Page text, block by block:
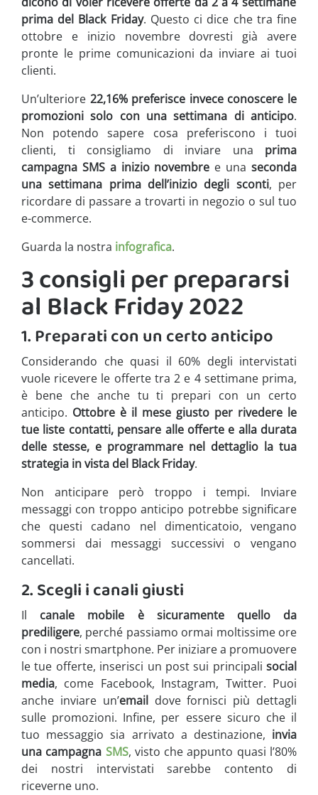
prima del Black Friday. Questo ci dice che tra fine
ottobre e inizio novembre dovresti già avere
pronte le prime comunicazioni da inviare ai tuoi
clienti.
Un’ulteriore 22,16% preferisce invece conoscere le
promozioni solo con una settimana di anticipo.
Non potendo sapere cosa preferiscono i tuoi
clienti, ti consigliamo di inviare una prima
campagna SMS a inizio novembre e unaseconda
una settimana prima dell’inizio degli sconti, per
ricordare di passare a trovarti in negozio o sul tuo
e-commerce.
Guarda la nostra infografica.
3 consigli per prepararsi
al Black Friday 2022
1. Preparati con un certo anticipo
Considerando che quasi il 60% degli intervistati
vuole ricevere le offerte tra 2 e 4 settimane prima,
è bene che anche tu ti prepari con un certo
anticipo. Ottobre è il mese giusto per rivedere le
tue liste contatti, pensare alle offerte e alla durata
delle stesse, e programmare nel dettaglio la tua
strategia in vista del Black Friday.
Non anticipare però troppo i tempi. Inviare
messaggi con troppo anticipo potrebbe significare
che questi cadano nel dimenticatoio, vengano
sommersi dai messaggi successivi o vengano
cancellati.
2. Scegli i canali giusti
Il canale mobile è sicuramente quello da
prediligere, perché passiamo ormai moltissime ore
con i nostri smartphone. Per iniziare a promuovere
le tue offerte, inserisci un post sui principali social
media, come Facebook, Instagram, Twitter. Puoi
anche inviare un’emaildove fornisci più dettagli
sulle promozioni. Infine, per essere sicuro che il
tuo messaggio sia arrivato a destinazione, invia
una campagna SMS, visto che appunto quasi l’80%
dei nostri intervistati sarebbe contento di
riceverne uno.